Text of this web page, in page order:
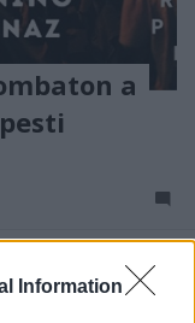
Information
a
harmadik
Jane Haining